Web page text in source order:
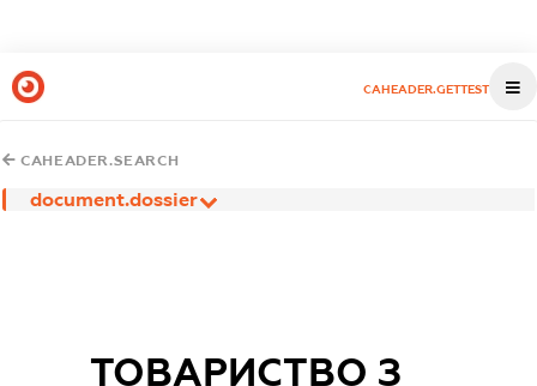
CAHEADER.GETTEST
CAHEADER.SEARCH
document.dossier
ТОВАРИСТВО З